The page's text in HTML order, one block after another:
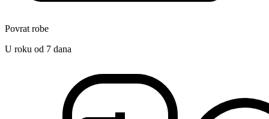
Povrat robe
U roku od 7 dana